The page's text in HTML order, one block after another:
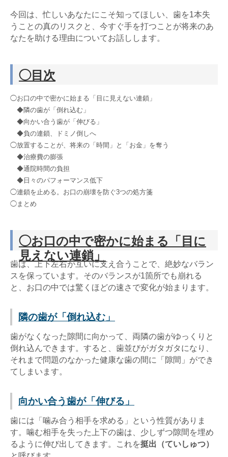
今回は、忙しいあなたにこそ知ってほしい、歯を1本失
うことの真のリスクと、今すぐ手を打つことが将来のあ
なたを助ける理由についてお話しします。
◯目次
◯お口の中で密かに始まる「目に見えない連鎖」
◆隣の歯が「倒れ込む」
◆向かい合う歯が「伸びる」
◆負の連鎖、ドミノ倒しへ
◯放置することが、将来の「時間」と「お金」を奪う
◆治療費の膨張
◆通院時間の負担
◆日々のパフォーマンス低下
◯連鎖を止める。お口の崩壊を防ぐ3つの処方箋
◯まとめ
◯お口の中で密かに始まる「目に
見えない連鎖」
歯は、上下左右が互いに支え合うことで、絶妙なバラン
スを保っています。そのバランスが1箇所でも崩れる
と、お口の中では驚くほどの速さで変化が始まります。
隣の歯が「倒れ込む」
歯がなくなった隙間に向かって、両隣の歯がゆっくりと
倒れ込んできます。すると、歯並びがガタガタになり、
それまで問題のなかった健康な歯の間に「隙間」ができ
てしまいます。
向かい合う歯が「伸びる」
歯には「噛み合う相手を求める」という性質がありま
す。噛む相手を失った上下の歯は、少しずつ隙間を埋め
るように伸び出してきます。これを挺出（ていしゅつ）